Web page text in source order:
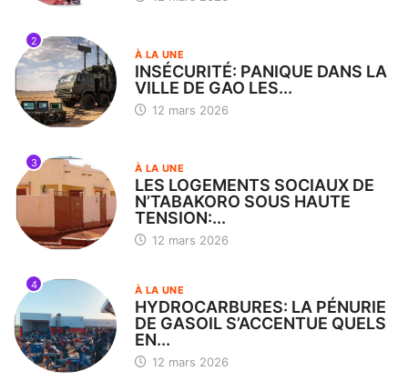
2
À LA UNE
INSÉCURITÉ: PANIQUE DANS LA
VILLE DE GAO LES...
12 mars 2026
3 À LA UNE
LES LOGEMENTS SOCIAUX DE
N’TABAKORO SOUS HAUTE
TENSION:...
12 mars 2026
4 À LA UNE
HYDROCARBURES: LA PÉNURIE
DE GASOIL S’ACCENTUE QUELS
EN...
12 mars 2026